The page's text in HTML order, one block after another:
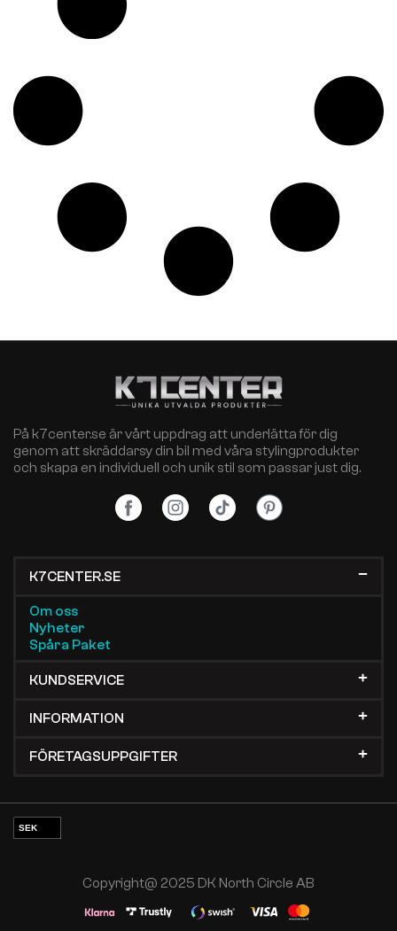
På k7center.se är vårt uppdrag att underlätta för dig
genom att skräddarsy din bil med våra stylingprodukter
och skapa en individuell och unik stil som passar just dig.
K7CENTER.SE
Om oss
Nyheter
Spåra Paket
KUNDSERVICE
INFORMATION
FÖRETAGSUPPGIFTER
SEK
Copyright@ 2025 DK North Circle AB